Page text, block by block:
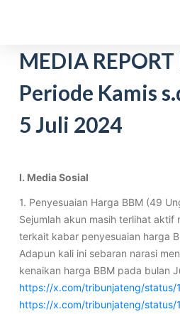
p
o
MEDIA
Periode Kamis
5 Juli 2024
I. Media Sosial
1. Penyesuaian Harga BBM (49
Sejumlah akun masih terlihat aktif
terkait kabar penyesuaian harga
Adapun kali ini sebaran narasi
kenaikan harga BBM pada bulan
https://x.com/tribunjateng/
https://x.com/tribunjateng/